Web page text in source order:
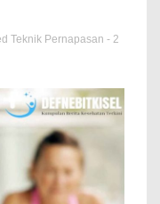
Teknik Pernapasan - 2